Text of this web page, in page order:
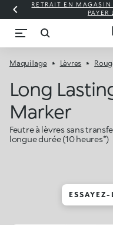
RETRAIT EN
PAYER
Maquillage Lèvres
Long
Marker
Feutre à lèvres sans
longue durée (10 heures*)